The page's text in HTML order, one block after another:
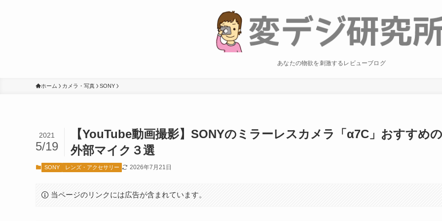
あなたの物欲を刺激するレビューブログ
ホーム カメラ・写真 SONY
【YouTube動画撮影】SONYのミラーレスカメラ「α7C」おすすめの
外部マイク３選
2021
5/19
SONY レンズ・アクセサリー 2026年7月21日
当ページのリンクには広告が含まれています。